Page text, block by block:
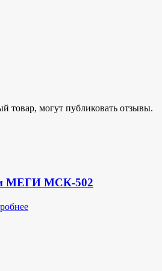
товар, могут публиковать отзывы.
МЕГИ МСК-502